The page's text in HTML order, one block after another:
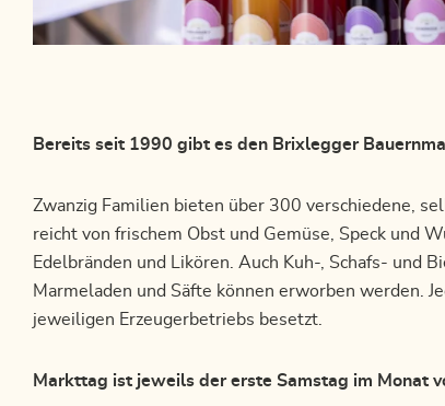
Bereits seit 1990 gibt es den Brixlegger
Zwanzig Familien bieten über 300 verschiedene,
reicht von frischem Obst und Gemüse, Speck und
Edelbränden und Likören. Auch Kuh-, Schafs- und
Marmeladen und Säfte können erworben werden.
jeweiligen Erzeugerbetriebs besetzt.
Markttag ist jeweils der erste Samstag im Monat